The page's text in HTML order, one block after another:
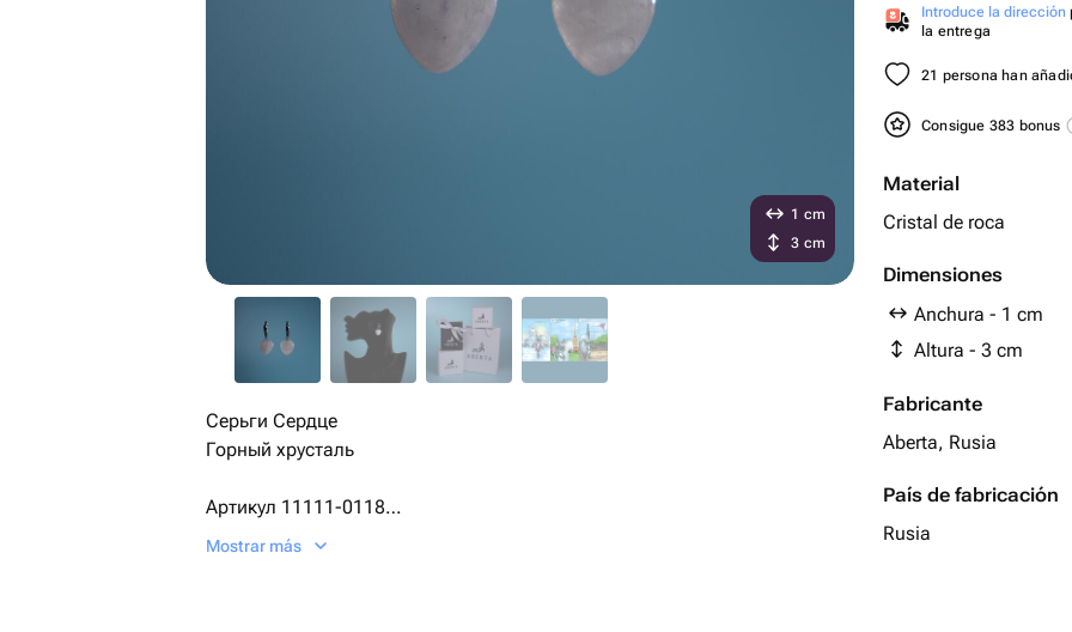
Introduce la dirección
la entrega
21 persona han
Consigue 383 bonus
Material
Cristal de roca
Dimensiones
Anchura - 1 cm
Altura - 3 cm
Fabricante
Aberta, Rusia
País de fabricación
Rusia
1 cm
3 cm
Серьги Сердце
Горный хрусталь
Артикул 11111-0118
Цена 4500 руб.
Mostrar más